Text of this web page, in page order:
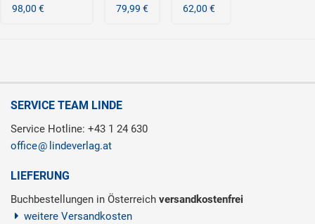
98,00 €
79,99 €
62,00 €
SERVICE TEAM LINDE
Service Hotline: +43 1 24 630
office
lindeverlag.at
LIEFERUNG
Buchbestellungen in Österreich versandkostenfrei
weitere Versandkosten